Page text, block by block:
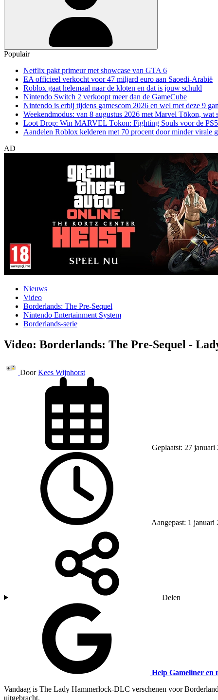
Populair
Netflix pakt primeur met showcase van GTA 6
EA officieel verkocht voor 47 miljard euro aan Saoedi-Arabië
Roblox gaat helemaal naar de kloten en dat is jouw schuld
Nintendo Switch 2 verkoopt meer dan de GameCube
Nintendo is erbij tijdens gamescom 2026 en wel met deze 9
Weekendmodus: van 8 augustus 2026 met Marvel Tōkon, wat
Loot Drop: Win MARVEL Tōkon: Fighting Souls voor de PS5
Aandelen Roblox kelderen met 70 procent door minder virale
AD
Nieuws
Video
Borderlands: The Pre-Sequel
Nintendo Entertainment System
Borderlands-serie
Video: Borderlands: The Pre-Sequel -
Door Kees Wijnhorst
Geplaatst: 27 januari
Aangepast: 1 januari
Delen
Help Gameliner en
Vandaag is The Lady Hammerlock-DLC verschenen voor
uitgebracht.